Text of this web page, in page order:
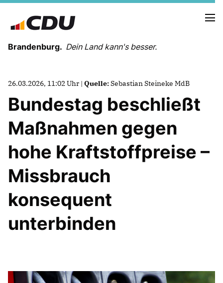
Brandenburg. Dein Land kann's besser.
MELDUNGEN
LANDESVORSTAND
LANDESGESCHÄFTSSTELLE
ORGANISATION
KREISVERBÄNDE
VEREINIGUNGEN UND SONDERORGANISATIONEN
LANDESFACHAUSSCHÜSSE
SATZUNG
PARTEIGESCHICHTE
PARTEIGERICHT
IM BUNDESTAG
26.03.2026, 11:02 Uhr | Quelle:Sebastian Steineke MdB
Bundestag beschließt
Maßnahmen gegen
hohe Kraftstoffpreise –
Missbrauch
konsequent
unterbinden